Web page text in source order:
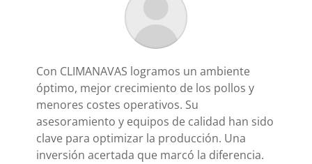
Con CLIMANAVAS logramos un ambiente
óptimo, mejor crecimiento de los pollos y
menores costes operativos. Su
asesoramiento y equipos de calidad han sido
clave para optimizar la producción. Una
inversión acertada que marcó la diferencia.